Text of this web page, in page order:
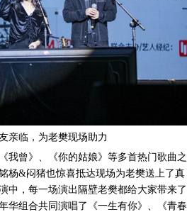
亲临，为老樊现场助力
我曾》
《你的姑娘》等多首热门歌曲之
杨&闷猪也惊喜抵达现场为老樊送上了真
中，每一场演出隔壁老樊都给大家带来了
华组合共同演唱了《一生有你》
《青春